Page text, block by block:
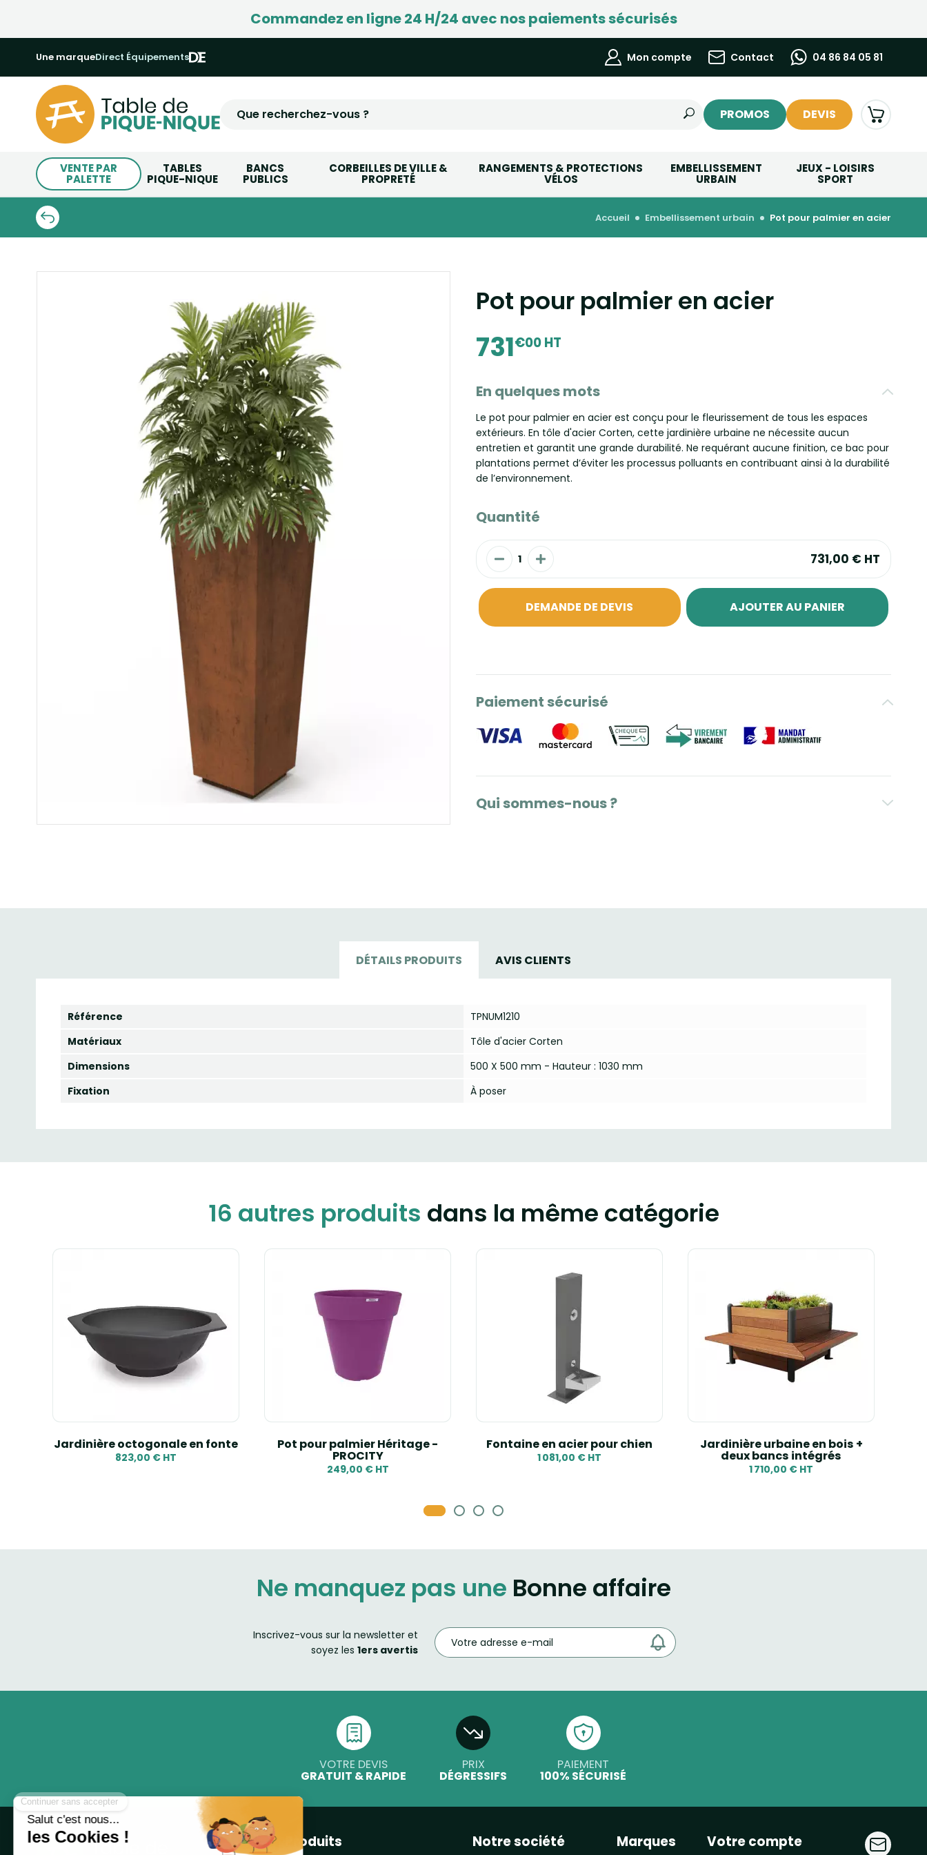
Commandez en ligne 24 H/24 avec nos paiements sécurisés
Une marqueDirect Équipements Mon compte Contact 04 86 84 05 81
PROMOS DEVIS
VENTE PAR
PALETTE
TABLES
PIQUE-NIQUE
BANCS
PUBLICS
CORBEILLES DE VILLE &
PROPRETÉ
RANGEMENTS & PROTECTIONS
VÉLOS
EMBELLISSEMENT
URBAIN
JEUX - LOISIRS
SPORT
accueil embellissement urbain pot pour palmier en acier
Pot pour palmier en acier
731€00 HT
En quelques mots
Le pot pour palmier en acier est conçu pour le fleurissement de tous les espaces
extérieurs. En tôle d'acier Corten, cette jardinière urbaine ne nécessite aucun
entretien et garantit une grande durabilité. Ne requérant aucune finition, ce bac pour
plantations permet d’éviter les processus polluants en contribuant ainsi à la durabilité
de l’environnement.
Quantité
731,00 € HT
DEMANDE DE DEVIS AJOUTER AU PANIER
Paiement sécurisé
Qui sommes-nous ?
DÉTAILS PRODUITS AVIS CLIENTS
Référence
TPNUM1210
Matériaux
Tôle d'acier Corten
Dimensions
500 X 500 mm - Hauteur : 1030 mm
Fixation
À poser
16 autres produits dans la même catégorie
Jardinière octogonale en fonte
823,00 € HT
Pot pour palmier Héritage -
PROCITY
249,00 € HT
Fontaine en acier pour chien
1 081,00 € HT
Jardinière urbaine en bois +
deux bancs intégrés
1 710,00 € HT
Ne manquez pas une Bonne affaire
Inscrivez-vous sur la newsletter et
soyez les 1ers avertis
VOTRE DEVIS
GRATUIT & RAPIDE
PRIX
DÉGRESSIFS
PAIEMENT
100% SÉCURISÉ
Produits Notre société Marques Votre compte